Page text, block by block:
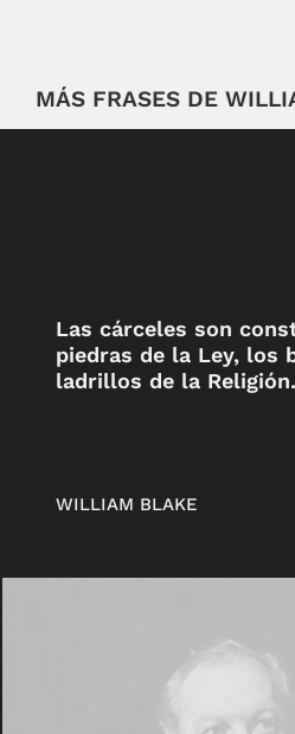
MÁS FRASES DE
Las cárceles son
piedras de la Ley, los
ladrillos de la Religión.
WILLIAM BLAKE